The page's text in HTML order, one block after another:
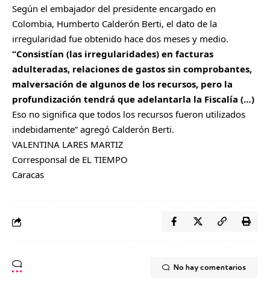
Según el embajador del presidente encargado en
Colombia, Humberto Calderón Berti, el dato de la
irregularidad fue obtenido hace dos meses y medio.
“Consistían (las irregularidades) en facturas
adulteradas, relaciones de gastos sin comprobantes,
malversación de algunos de los recursos, pero la
profundización tendrá que adelantarla la Fiscalía (…)
Eso no significa que todos los recursos fueron utilizados
indebidamente” agregó Calderón Berti.
VALENTINA LARES MARTIZ
Corresponsal de EL TIEMPO
​Caracas
No hay comentarios